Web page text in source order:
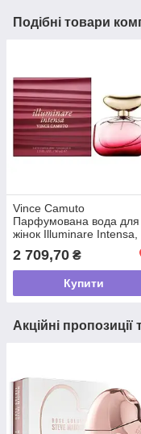
Подібні товари
Vince Camuto
Парфумована вода для
жінок Illuminare Intensa,
мл
2 709,70 ₴
Купити
Акційні пропозиції